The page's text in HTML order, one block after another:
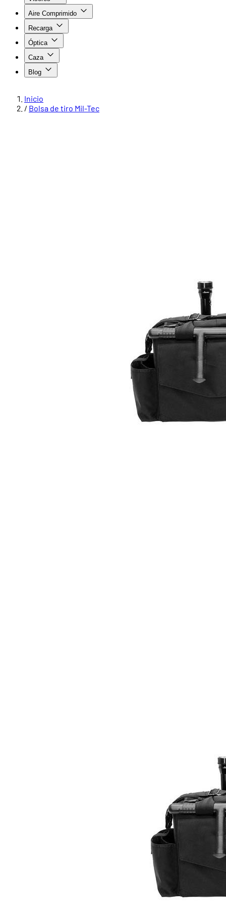
Aire Comprimido
Recarga
Óptica
Caza
Blog
Inicio
/ Bolsa de tiro Mil-Tec